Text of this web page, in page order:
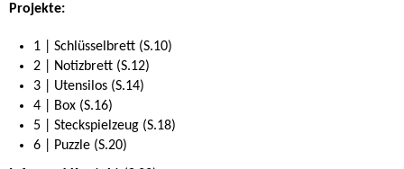
Projekte:
1 | Schlüsselbrett (S.10)
2 | Notizbrett (S.12)
3 | Utensilos (S.14)
4 | Box (S.16)
5 | Steckspielzeug (S.18)
6 | Puzzle (S.20)